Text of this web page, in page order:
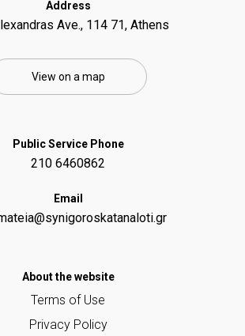
Address
Ave., 114 71, Athens
View on a map
Public Service Phone
210 6460862
Email
Αbout the website
Terms of Use
Privacy Policy